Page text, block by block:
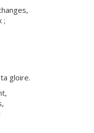
;
gloire.